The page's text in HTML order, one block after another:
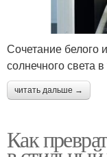
Сочетание белого
солнечного света
читать дальше →
Как